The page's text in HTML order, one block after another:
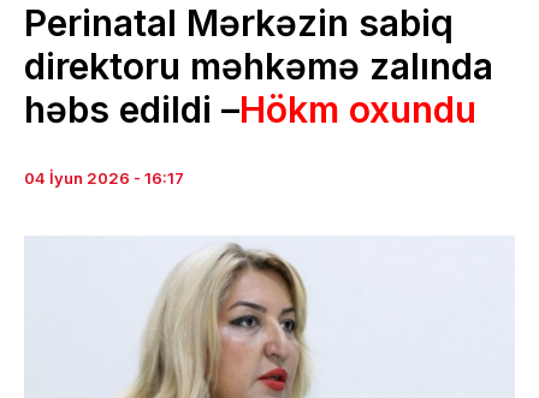
Perinatal Mərkəzin sabiq
direktoru məhkəmə zalında
həbs edildi –Hökm oxundu
04 İyun 2026 - 16:17